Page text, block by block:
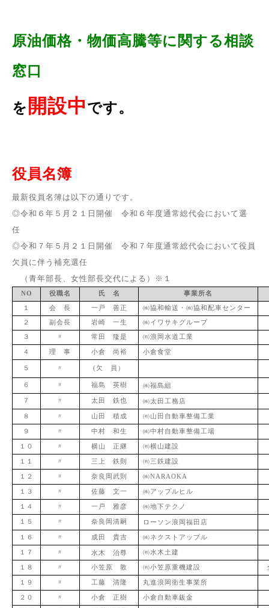
原油価格・物価高騰等に関する相談
窓口
を 開設中です。
役員名簿
最新役員名簿は以下の通りです。
◎令和６年５月２１日開催 令和６年度通常総代会において選
任
◎令和７年５月２１日開催 令和７年度通常総代会において役員
欠員に伴う補充選任
（青年部長、女性部長交代による）※１
NO 役職名 氏 名 事業所名
１ 会 長 一戸 善正 ㈱協和輸送・㈱協和配車センター
２ 副会長 岩崎 一生 ㈱イワサキグループ
３ 〃 常田 隆是 ㈲浪岡水道工業
４ 理 事 小倉 尚裕 小倉食堂
５ 〃 (欠 員）
６ 〃 福島 英樹 ㈱福島組
７ 〃 太田 鉄也 ㈱太田工務店
８ 〃 山田 積成 ㈲山田自動車整備工業
９ 〃 中村 和生 ㈱中村自動車整備工場
１０ 〃 横山 正継 ㈲横山建設
１１ 〃 三上 鉄則 ㈲三鉄建設
１２ 〃 奈良岡武則 ㈱NARAOKA
１３ 〃 佐藤 文一 ㈱アップルヒル
１４ 〃 一戸 雅彦 ㈱地下テクノ
１５ 〃 奈良岡清嗣 ローソン浪岡福田店
１６ 〃 成田 貴吉 ㈱ネクストアップル
１７ 〃 水木 治尊 ㈲水木土建
１８ 〃 小笠原 敦 ㈲小笠原重機建設
１９ 〃 工藤 清隆 丸進浪岡衛生事業所
２０ 〃 小倉 正樹 小倉自動車鈑金